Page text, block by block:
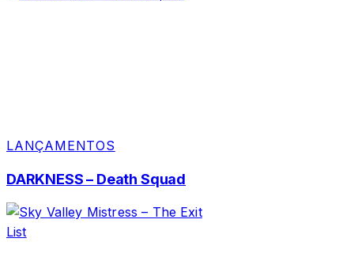
LANÇAMENTOS
DARKNESS – Death Squad